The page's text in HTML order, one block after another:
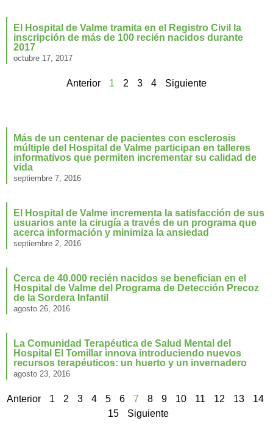
El Hospital de Valme tramita en el Registro Civil la
inscripción de más de 100 recién nacidos durante
2017
octubre 17, 2017
Anterior 1 2 3 4 Siguiente
Más de un centenar de pacientes con esclerosis
múltiple del Hospital de Valme participan en talleres
informativos que permiten incrementar su calidad de
vida
septiembre 7, 2016
El Hospital de Valme incrementa la satisfacción de sus
usuarios ante la cirugía a través de un programa que
acerca información y minimiza la ansiedad
septiembre 2, 2016
Cerca de 40.000 recién nacidos se benefician en el
Hospital de Valme del Programa de Detección Precoz
de la Sordera Infantil
agosto 26, 2016
La Comunidad Terapéutica de Salud Mental del
Hospital El Tomillar innova introduciendo nuevos
recursos terapéuticos: un huerto y un invernadero
agosto 23, 2016
Anterior 1 2 3 4 5 6 7 8 9 10 11 12 13
14
15
Siguiente